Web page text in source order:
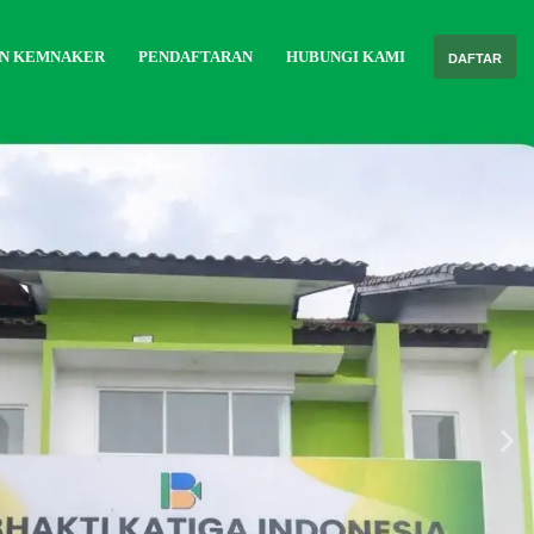
KEMNAKER PENDAFTARAN HUBUNGI KAMI DAFTAR